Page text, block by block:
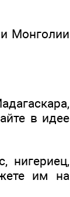
Монголии
в идее
нигериец,
им на